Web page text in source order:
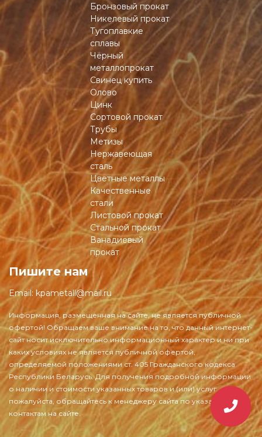
Бронзовый прокат
Никелевый прокат
Тугоплавкие
сплавы
Чёрный
металлопрокат
Свинец купить
Олово
Цинк
Сортовой прокат
Трубы
Метизы
Нержавеющая
сталь
Цветные металлы
Качественные
стали
Листовой прокат
Стальной прокат
Ванадиевый
прокат
Пишите нам
Email: kpametall@mail.ru